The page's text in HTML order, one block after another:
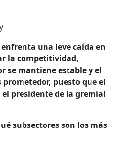
una leve caída en
la competitividad,
se mantiene estable y el
prometedor, puesto que el
presidente de la gremial
subsectores son los más